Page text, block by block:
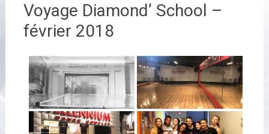
Voyage Diamond’ School –
février 2018